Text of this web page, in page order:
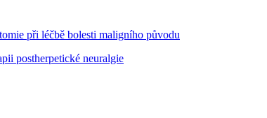
při léčbě bolesti maligního původu
postherpetické neuralgie